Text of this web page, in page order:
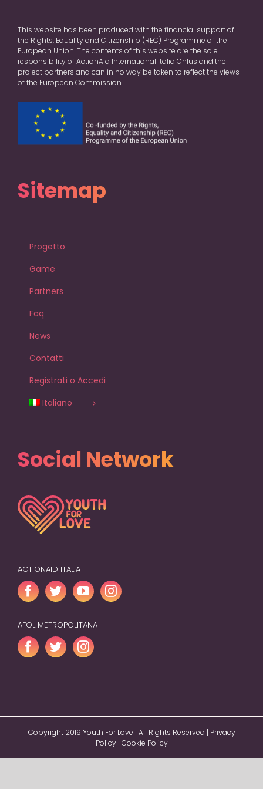
This website has been produced with the financial support of
the Rights, Equality and Citizenship (REC) Programme of the
European Union. The contents of this website are the sole
responsibility of ActionAid International Italia Onlus and the
project partners and can in no way be taken to reflect the views
of the European Commission.
Sitemap
Progetto
Game
Partners
Faq
News
Contatti
Registrati o Accedi
Italiano
Social Network
ACTIONAID ITALIA
AFOL METROPOLITANA
Copyright 2019 Youth For Love | All Rights Reserved | Privacy
Policy| Cookie Policy